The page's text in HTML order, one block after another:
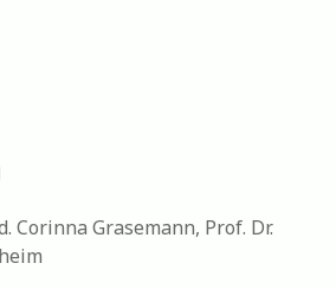
Corinna Grasemann, Prof. Dr.